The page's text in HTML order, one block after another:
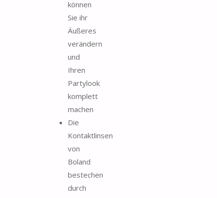
können
Sie ihr
Äußeres
verändern
und
Ihren
Partylook
komplett
machen
Die
Kontaktlinsen
von
Boland
bestechen
durch